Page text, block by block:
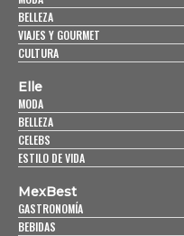
BELLEZA
VIAJES Y GOURMET
CULTURA
Elle
MODA
BELLEZA
CELEBS
ESTILO DE VIDA
MexBest
GASTRONOMÍA
BEBIDAS